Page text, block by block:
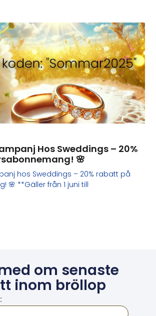
Hos Sweddings – 20%
🌸
hos Sweddings – 20% rabatt på
🌸 **Gäller från 1 juni till
om senaste
inom bröllop